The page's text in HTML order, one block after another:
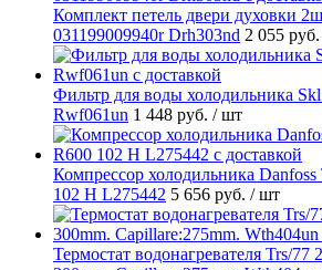
Комплект петель двери духовки
031199009940r Drh303nd 2 055 руб.
Фильтр для воды холодильника
Rwf061un 1 448 руб. / шт
Компрессор холодильника
102 H L275442 5 656 руб. / шт
Термостат водонагревателя Trs/77